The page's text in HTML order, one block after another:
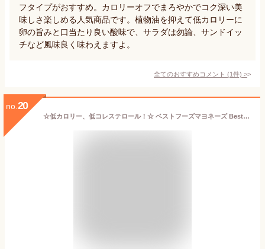
フタイプがおすすめ。カロリーオフでまろやかでコク深い美
味しさ楽しめる人気商品です。植物油を抑えて低カロリーに
卵の旨みと口当たり良い酸味で、サラダは勿論、サンドイッ
チなど風味良く味わえますよ。
全てのおすすめコメント (1件) >
no. 20
☆低カロリー、低コレステロール！☆ ベストフーズマヨネーズ BestFoods 860g 大容量！